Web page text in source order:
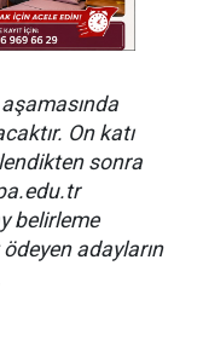
On katı
sonra
belirleme
adayların